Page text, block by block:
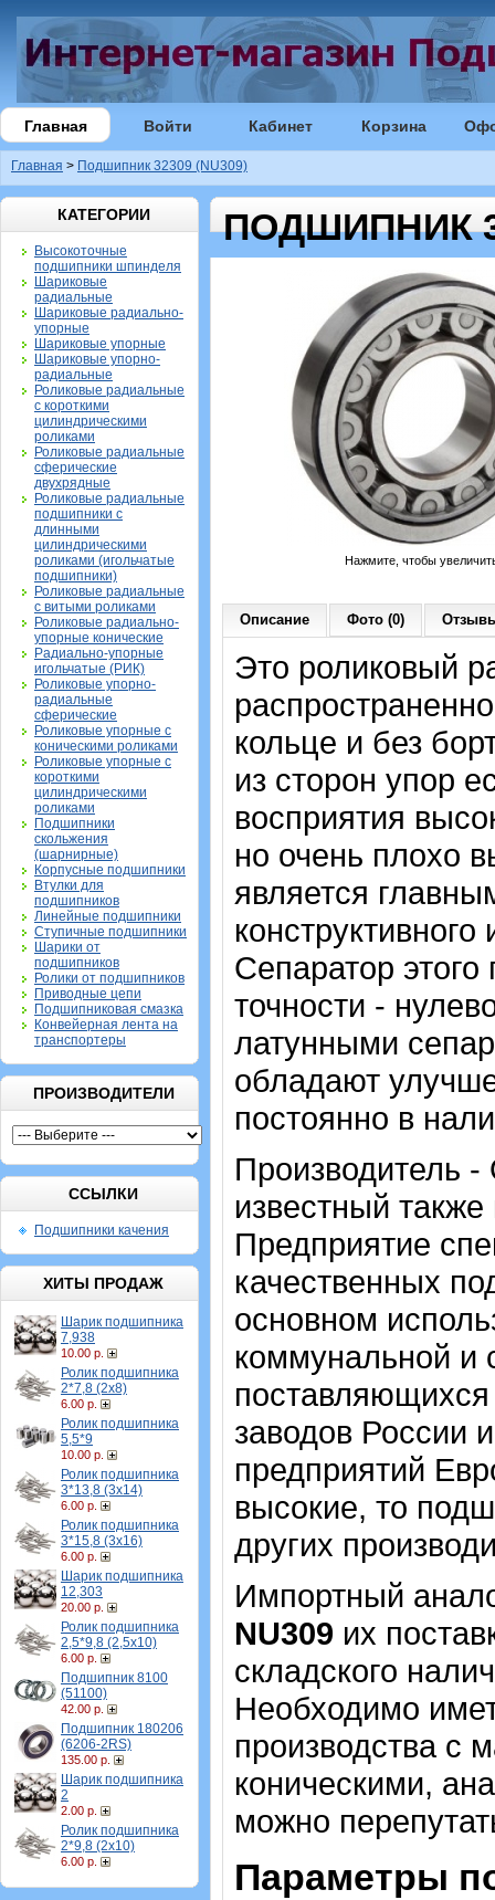
Главная Войти Кабинет Корзина
Главная > Подшипник 32309 (NU309)
КАТЕГОРИИ
Высокоточные
подшипники шпинделя
Шариковые
радиальные
Шариковые радиально-
упорные
Шариковые упорные
Шариковые упорно-
радиальные
Роликовые радиальные
с короткими
цилиндрическими
роликами
Роликовые радиальные
сферические
двухрядные
Роликовые радиальные
подшипники с
длинными
цилиндрическими
роликами (игольчатые
подшипники)
Роликовые радиальные
с витыми роликами
Роликовые радиально-
упорные конические
Радиально-упорные
игольчатые (РИК)
Роликовые упорно-
радиальные
сферические
Роликовые упорные с
коническими роликами
Роликовые упорные с
короткими
цилиндрическими
роликами
Подшипники
скольжения
(шарнирные)
Корпусные подшипники
Втулки для
подшипников
Линейные подшипники
Ступичные подшипники
Шарики от
подшипников
Ролики от подшипников
Приводные цепи
Подшипниковая смазка
Конвейерная лента на
транспортеры
ПРОИЗВОДИТЕЛИ
ССЫЛКИ
Подшипники качения
ХИТЫ ПРОДАЖ
Шарик подшипника
7,938
10.00 р.
Ролик подшипника
2*7,8 (2х8)
6.00 р.
Ролик подшипника
5,5*9
10.00 р.
Ролик подшипника
3*13,8 (3х14)
6.00 р.
Ролик подшипника
3*15,8 (3х16)
6.00 р.
Шарик подшипника
12,303
20.00 р.
Ролик подшипника
2,5*9,8 (2,5х10)
6.00 р.
Подшипник 8100
(51100)
42.00 р.
Подшипник 180206
(6206-2RS)
135.00 р.
Шарик подшипника
2
2.00 р.
Ролик подшипника
2*9,8 (2х10)
6.00 р.
ПОДШИПНИК
Нажмите, чтобы
Описание Фото (0)
Это роликовый
кольце и без
из сторон упор
восприятия
но очень плохо
является
Сепаратор этого
точности -
латунными
обладают
постоянно в
Производитель
известный
Предприятие
качественных
основном
коммунальной и
заводов России
предприятий
высокие, то
других
Импортный
NU309 их
складского
Необходимо
производства с
коническими,
можно
Параметры